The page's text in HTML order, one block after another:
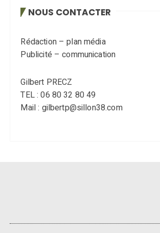
NOUS CONTACTER
Rédaction – plan média
Publicité – communication
Gilbert PRECZ
TEL : 06 80 32 80 49
Mail : gilbertp@sillon38.com